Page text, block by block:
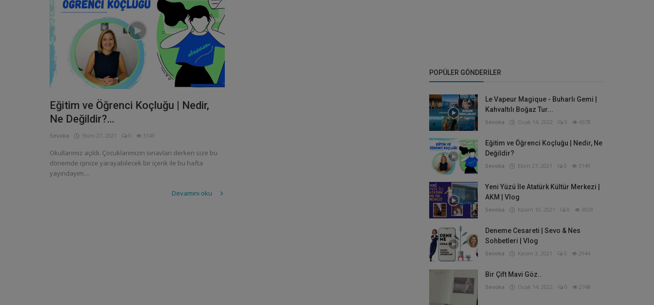
Eğitim ve Öğrenci Koçluğu | Nedir,
Ne Değildir?...
Sevoka Ekim 27, 2021 0 3149
Okullarımız açıldı. Çocuklarımızın sınavları derken size bu
dönemde işinize yarayabilecek bir içerik ile bu hafta
yayındayım....
Devamını oku
POPÜLER GÖNDERILER
Le Vapeur Magique - Buharlı Gemi |
Kahvaltılı Boğaz Tur...
Sevoka Ocak 14, 2022 0 4378
Eğitim ve Öğrenci Koçluğu | Nedir, Ne
Değildir?
Sevoka Ekim 27, 2021 0 3149
Yeni Yüzü İle Atatürk Kültür Merkezi |
AKM | Vlog
Sevoka Kasım 10, 2021 0 3029
Deneme Cesareti | Sevo & Nes
Sohbetleri | Vlog
Sevoka Kasım 3, 2021 0 2944
Bir Çift Mavi Göz..
Sevoka Ocak 14, 2022 0 2748